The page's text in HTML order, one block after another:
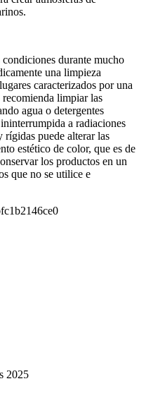
durante mucho
una limpieza
caracterizados por una
limpiar las
agua o detergentes
a radiaciones
rígidas puede alterar las
estético de color, que es de
los productos en un
que no se utilice e
2025